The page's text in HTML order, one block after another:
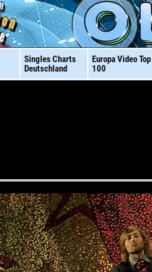
Singles Charts
Deutschland
Europa VideoTop
100